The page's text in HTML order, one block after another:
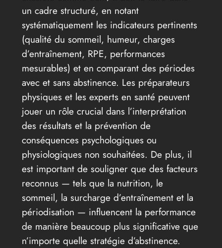
un cadre structuré, en notant
systématiquement les indicateurs pertinents
(qualité du sommeil, humeur, charges
d’entraînement, RPE, performances
mesurables) et en comparant des périodes
avec et sans abstinence. Les préparateurs
physiques et les experts en santé peuvent
jouer un rôle crucial dans l’interprétation
des résultats et la prévention de
conséquences psychologiques ou
physiologiques non souhaitées. De plus, il
est important de souligner que des facteurs
reconnus — tels que la nutrition, le
sommeil, la surcharge d’entraînement et la
périodisation — influencent la performance
de manière beaucoup plus significative que
n’importe quelle stratégie d’abstinence.